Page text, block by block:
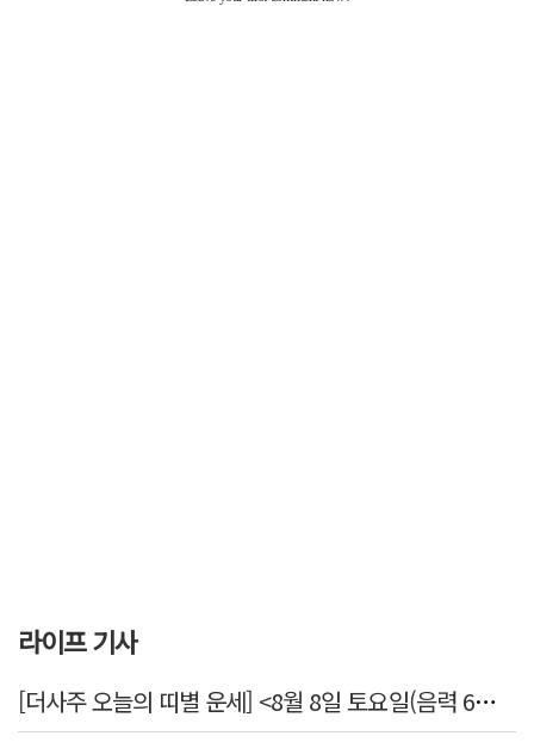
라이프 기사
[더사주 오늘의 띠별 운세] <8월 8일 토요일(음력 6월26일)>